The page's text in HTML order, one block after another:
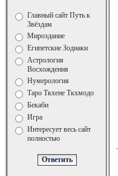
Главный сайт Путь к
Звёздам
Мироздание
Египетские Зодиаки
Астрология
Восхождения
Нумерология
Таро Ткхене Ткхмодо
Бекаби
Игра
Интересует весь сайт
полностью